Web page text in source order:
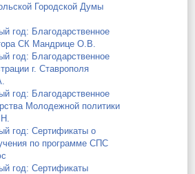
Городской Думы
год: Благодарственное
СК Мандрице О.В.
год: Благодарственное
г. Ставрополя
год: Благодарственное
Молодежной политики
год: Сертификаты о
по программе СПС
год: Сертификаты